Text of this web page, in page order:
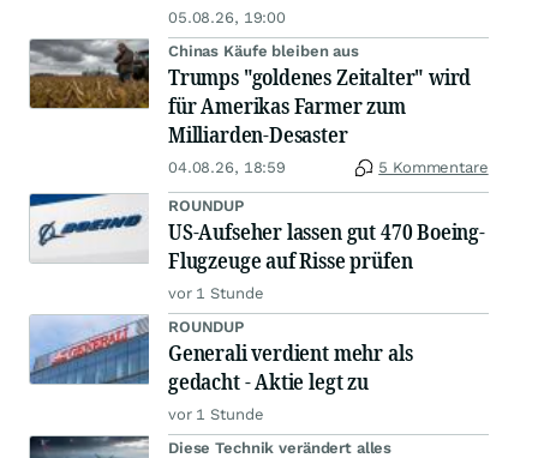
05.08.26, 19:00
Chinas Käufe bleiben aus
Trumps "goldenes Zeitalter" wird
für Amerikas Farmer zum
Milliarden-Desaster
04.08.26, 18:59 5 Kommentare
ROUNDUP
US-Aufseher lassen gut 470 Boeing-
Flugzeuge auf Risse prüfen
vor 1 Stunde
ROUNDUP
Generali verdient mehr als
gedacht - Aktie legt zu
vor 1 Stunde
Diese Technik verändert alles